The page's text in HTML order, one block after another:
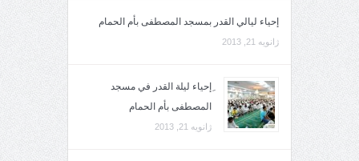
إحياء ليالي القدر بمسجد المصطفى بأم الحمام
ژانویه 21, 2013
ِإحياء ليلة القدر في مسجد
المصطفى بأم الحمام
ژانویه 21, 2013